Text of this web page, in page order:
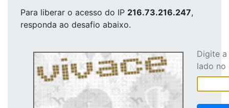
Para liberar o acesso do IP 216.73.216.247,
responda ao desafio abaixo.
Digite
lado no